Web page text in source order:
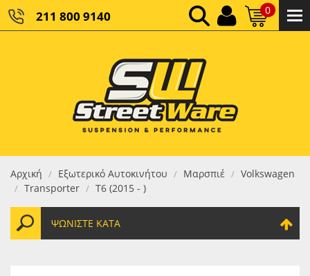
211 800 9140 0
ΚΑΘΑΡΌ ΣΎΝΟΛΟ:
ΤΕΛΙΚΌ ΣΎΝΟΛΟ:0,00 €
Αρχική / Εξωτερικό Αυτοκινήτου / Μαρσπιέ / Volkswagen
/ Transporter / T6 (2015 - )
ΨΩΝΊΣΤΕ ΚΑΤΆ